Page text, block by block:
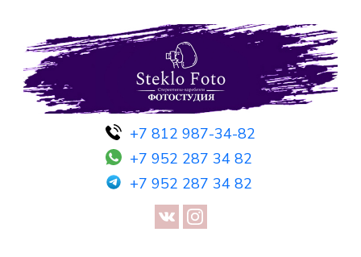
+7 812 987-34-82
+7 952 287 34 82
+7 952 287 34 82
Фотостудия SF
Фотосессия в студии СПб — Фотосессия в Санкт-Петербурге
— Предметная съемка — Невидимый манекен — Прозрачный
манекен — Сертификат на фотосессию